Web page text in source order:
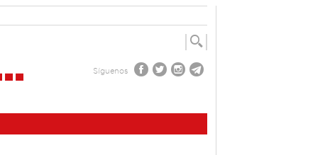
Síguenos